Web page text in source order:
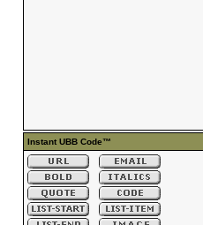
Instant UBB Code™